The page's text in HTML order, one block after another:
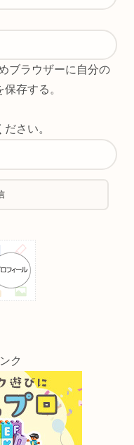
ブラウザーに自分の
存する。
さい。
ク